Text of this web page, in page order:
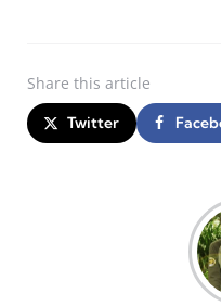
Share this article
Twitter